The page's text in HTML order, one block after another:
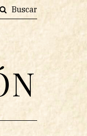
Buscar